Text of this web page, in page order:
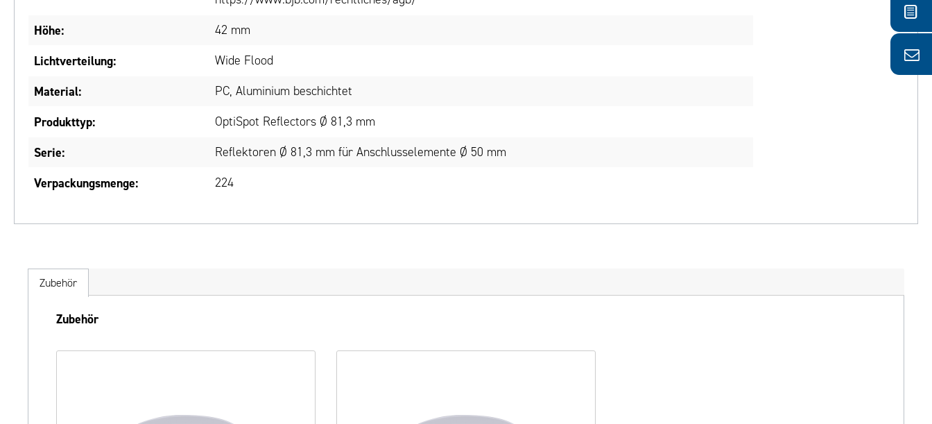
Höhe: 42 mm
Lichtverteilung: Wide Flood
Material: PC, Aluminium beschichtet
Produkttyp: OptiSpot Reflectors Ø 81,3 mm
Serie: Reflektoren Ø 81,3 mm für Anschlusselemente Ø 50 mm
Verpackungsmenge: 224
Zubehör
Produktgalerie überspringen
Zubehör